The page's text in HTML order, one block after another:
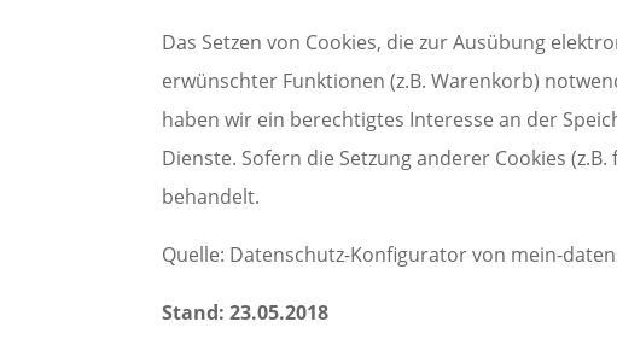
Das Setzen von Cookies, die zur Ausübung
erwünschter Funktionen (z.B. Warenkorb)
haben wir ein berechtigtes Interesse an der
Dienste. Sofern die Setzung anderer Cookies
behandelt.
Quelle: Datenschutz-Konfigurator von mein-
Stand: 23.05.2018